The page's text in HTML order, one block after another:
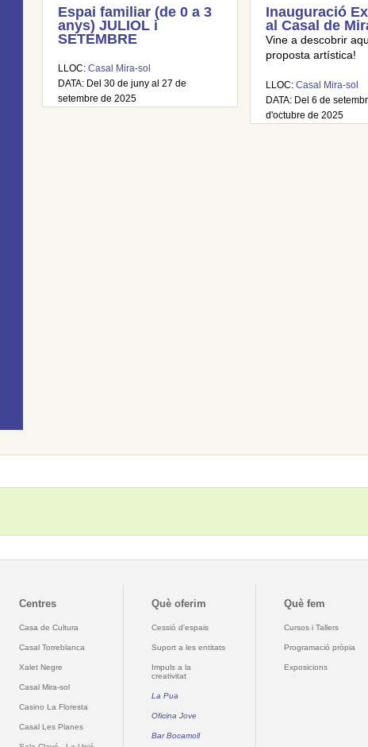
Espai familiar (de 0 a 3
anys) JULIOL i
SETEMBRE
LLOC: Casal Mira-sol
DATA: Del 30 de juny al 27 de
setembre de 2025
Inauguració
al Casal de
Vine a descobrir
proposta artística!
LLOC:Casal Mira-sol
DATA: Del 6 de
d'octubre de 2025
Centres
Casa de Cultura
Casal Torreblanca
Xalet Negre
Casal Mira-sol
Casino La Floresta
Casal Les Planes
Què oferim
Cessió d'espais
Suport a les entitats
Impuls a la
creativitat
La Pua
Oficina Jove
Bar Bocamoll
Què fem
Cursos i Tallers
Programació pròpia
Exposicions